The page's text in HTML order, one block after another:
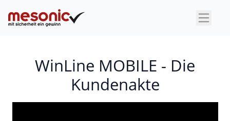
×
WinLine MOBILE - Die
Kundenakte